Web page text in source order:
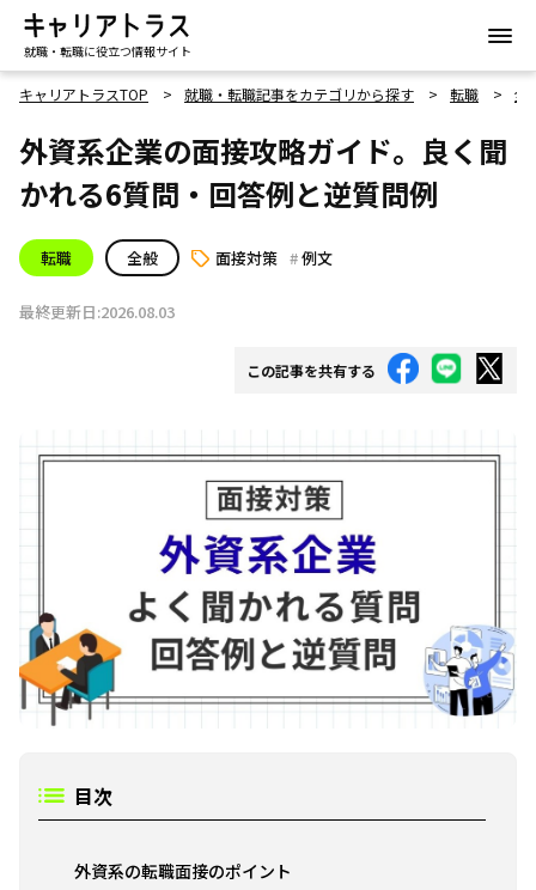
就職・転職に役立つ情報サイト
キャリアトラスTOP 就職・転職記事をカテゴリから探す 転職 全
外資系企業の面接攻略ガイド。良く聞
かれる6質問・回答例と逆質問例
転職 全般 面接対策 例文
最終更新日:2026.08.03
この記事を共有する
目次
外資系の転職面接のポイント